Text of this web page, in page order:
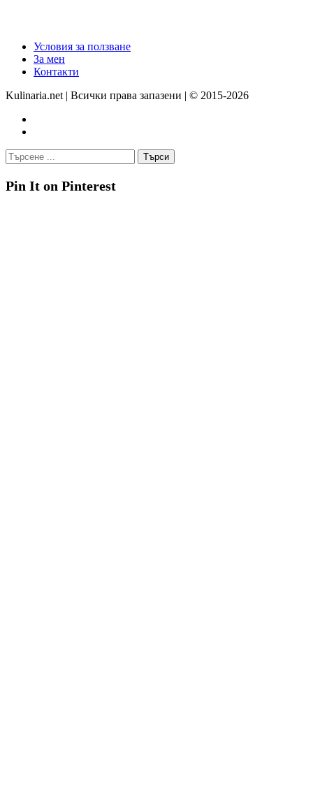
Условия за ползване
За мен
Контакти
Kulinaria.net | Всички права запазени | © 2015-2026
Pin It on Pinterest